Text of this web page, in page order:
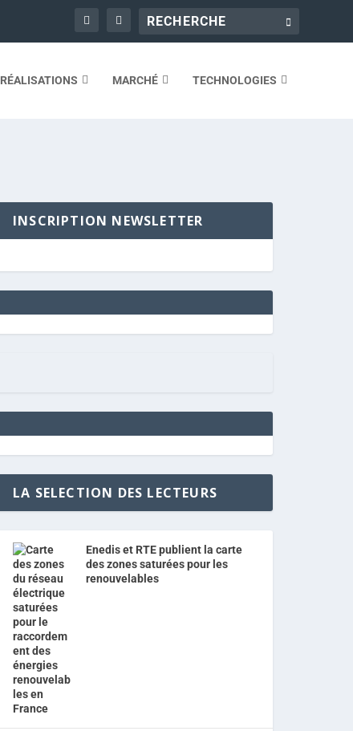
RÉALISATIONS MARCHÉ TECHNOLOGIES
INSCRIPTION NEWSLETTER
LA SELECTION DES LECTEURS
Enedis et RTE publient la carte
des zones saturées pour les
renouvelables